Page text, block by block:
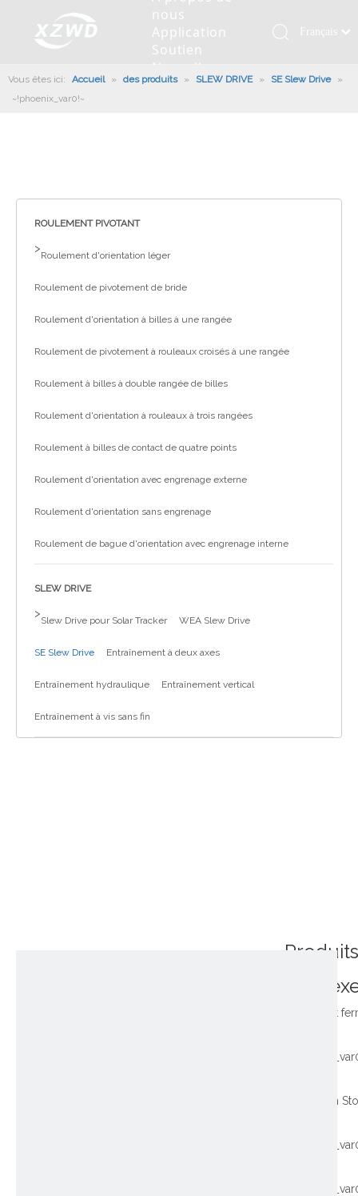
Roulement pivotant
nous
Profil de la société
Équipements de test
Application
Machines d'ingénierie
Robot De Soudage
Soutien
Installation de roulement
Fabrication
Nouvelles
Anneaux de pivotement
Nouvelles de l'industrie
Contactez
Français
românesc
Italiano
Vous êtes ici: Accueil » des produits » SLEW DRIVE » SE Slew Drive
»
~!phoenix_var0!~
ROULEMENT PIVOTANT
>
Roulement d'orientation léger
Roulement de pivotement de bride
Roulement d'orientation à billes à une rangée
Roulement de pivotement à rouleaux croisés à une rangée
Roulement à billes à double rangée de billes
Roulement d'orientation à rouleaux à trois rangées
Roulement à billes de contact de quatre points
Roulement d'orientation avec engrenage externe
Roulement d'orientation sans engrenage
Roulement de bague d'orientation avec engrenage interne
SLEW DRIVE
>
Slew Drive pour Solar Tracker WEA Slew Drive
SE Slew Drive Entraînement à deux axes
Entraînement hydraulique Entraînement vertical
Entraînement à vis sans fin
Produits